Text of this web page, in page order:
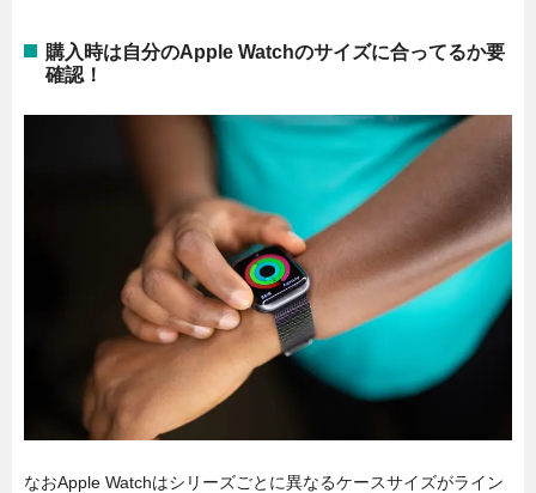
購入時は自分のApple Watchのサイズに合ってるか要
確認！
なおApple Watchはシリーズごとに異なるケースサイズがライン